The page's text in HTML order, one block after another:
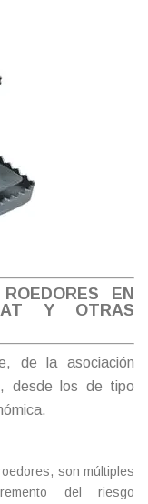
EN
Y OTRAS
de la asociación
desde los de tipo
son múltiples
del riesgo